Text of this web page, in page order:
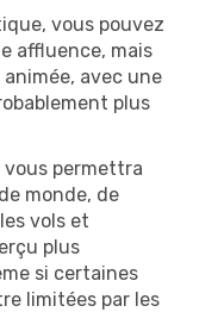
vous pouvez
affluence, mais
animée, avec une
plus
vous permettra
monde, de
vols et
plus
si certaines
limitées par les